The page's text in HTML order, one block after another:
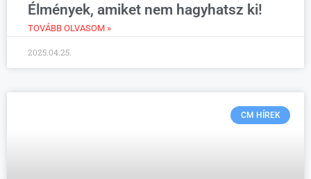
Élmények, amiket nem hagyhatsz ki!
TOVÁBB OLVASOM »
2025.04.25.
CM HÍREK